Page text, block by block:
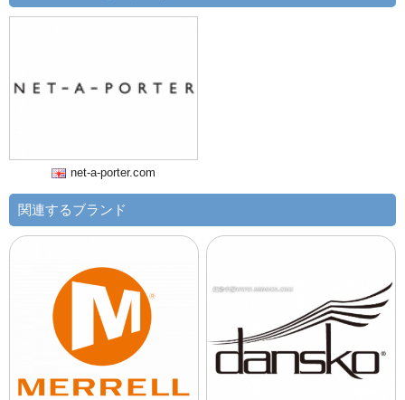
net-a-porter.com
関連するブランド